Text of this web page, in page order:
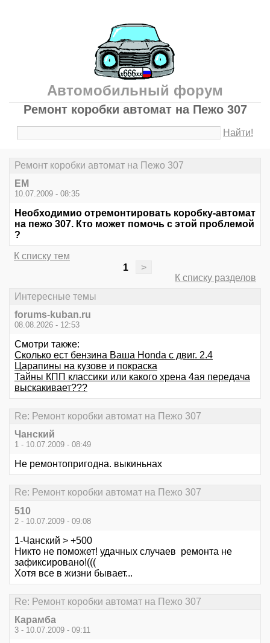
Автомобильный форум
Ремонт коробки автомат на Пежо 307
Найти!
Ремонт коробки автомат на Пежо 307
ЕМ
10.07.2009 - 08:35
Необходимио отремонтировать коробку-автомат
на пежо 307. Кто может помочь с этой проблемой
?
К списку тем
1
>
К списку разделов
Интересные темы
forums-kuban.ru
08.08.2026 - 12:53
Смотри также:
Сколько ест бензина Ваша Honda с двиг. 2.4
Царапины на кузове и покраска
Тайны КПП классики или какого хрена 4ая передача
выскакивает???
Re: Ремонт коробки автомат на Пежо 307
Чанский
1 - 10.07.2009 - 08:49
Не ремонтопригодна. выкиньнах
Re: Ремонт коробки автомат на Пежо 307
510
2 - 10.07.2009 - 09:08
1-Чанский > +500
Никто не поможет! удачных случаев ремонта не
зафиксировано!(((
Хотя все в жизни бывает...
Re: Ремонт коробки автомат на Пежо 307
Карамба
3 - 10.07.2009 - 09:11